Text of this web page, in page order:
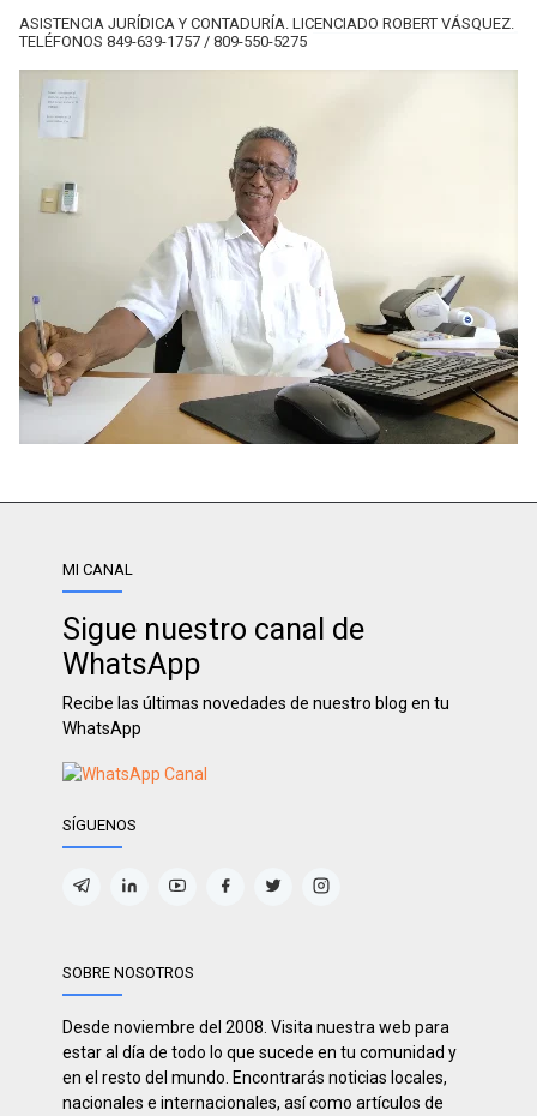
ASISTENCIA JURÍDICA Y CONTADURÍA. LICENCIADO ROBERT VÁSQUEZ.
TELÉFONOS 849-639-1757 / 809-550-5275
MI CANAL
Sigue nuestro canal de
WhatsApp
Recibe las últimas novedades de nuestro blog en tu
WhatsApp
SÍGUENOS
SOBRE NOSOTROS
Desde noviembre del 2008. Visita nuestra web para
estar al día de todo lo que sucede en tu comunidad y
en el resto del mundo. Encontrarás noticias locales,
nacionales e internacionales, así como artículos de